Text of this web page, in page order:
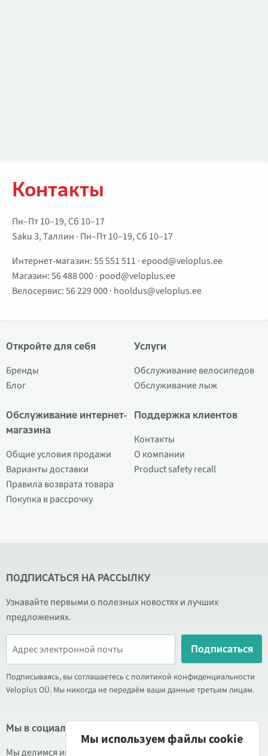
Контакты
Пн–Пт 10–19, Сб 10–17
Saku 3, Таллин · Пн–Пт 10–19, Сб 10–17
Интернет-магазин:55 551 511 ·epood@veloplus.ee
Магазин:56 488 000· pood@veloplus.ee
Велосервис:56 229 000· hooldus@veloplus.ee
Откройте для себя
Бренды
Блог
Обслуживание интернет-
магазина
Общие условия продажи
Варианты доставки
Правила возврата товара
Покупка в рассрочку
Услуги
Обслуживание велосипедов
Обслуживание лыж
Поддержка клиентов
Контакты
О компании
Product safety recall
ПОДПИСАТЬСЯ НА РАССЫЛКУ
Узнавайте первыми о полезных новостях и лучших
предложениях.
Подписаться
Подписываясь, вы соглашаетесь с политикой конфиденциальности
Veloplus OÜ. Мы никогда не передаём ваши данные третьим лицам.
Мы в социальных сетях
Мы делимся информацией о выгодных акциях, новых
Мы используем файлы cookie